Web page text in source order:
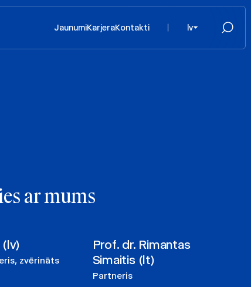
JaunumiKarjeraKontakti lv
ar mums
(lv)
zvērināts
Prof. dr. Rimantas
Simaitis (lt)
Partneris